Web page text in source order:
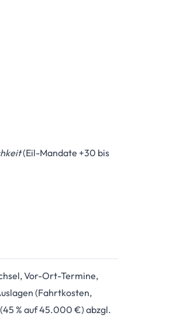
(Eil-Mandate +30 bis
Vor-Ort-Termine,
(Fahrtkosten,
% auf 45.000 €) abzgl.